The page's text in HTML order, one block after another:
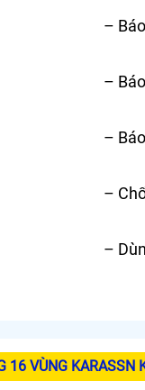
–
–
–
–
–
16 VÙNG KARASSN